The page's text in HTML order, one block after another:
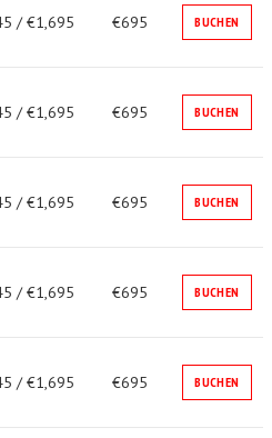
/ €1,695 €695 BUCHEN
/ €1,695 €695 BUCHEN
/ €1,695 €695 BUCHEN
/ €1,695 €695 BUCHEN
/ €1,695 €695 BUCHEN